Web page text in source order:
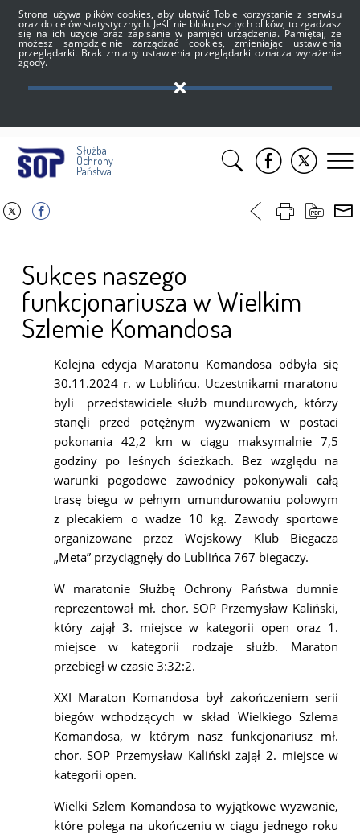
Strona używa plików cookies, aby ułatwić Tobie korzystanie z serwisu
oraz do celów statystycznych. Jeśli nie blokujesz tych plików, to zgadzasz
się na ich użycie oraz zapisanie w pamięci urządzenia. Pamiętaj, że
możesz samodzielnie zarządzać cookies, zmieniając ustawienia
przeglądarki. Brak zmiany ustawienia przeglądarki oznacza wyrażenie
zgody.
Służba
Ochrony
Państwa
Sukces naszego
funkcjonariusza w Wielkim
Szlemie Komandosa
Kolejna edycja Maratonu Komandosa odbyła się
30.11.2024 r. w Lublińcu. Uczestnikami maratonu
byli przedstawiciele służb mundurowych, którzy
stanęli przed potężnym wyzwaniem w postaci
pokonania 42,2 km w ciągu maksymalnie 7,5
godziny po leśnych ścieżkach. Bez względu na
warunki pogodowe zawodnicy pokonywali całą
trasę biegu w pełnym umundurowaniu polowym
z plecakiem o wadze 10 kg. Zawody sportowe
organizowane przez Wojskowy Klub Biegacza
„Meta” przyciągnęły do Lublińca 767 biegaczy.
W maratonie Służbę Ochrony Państwa dumnie
reprezentował mł. chor. SOP Przemysław Kaliński,
który zajął 3. miejsce w kategorii open oraz 1.
miejsce w kategorii rodzaje służb. Maraton
przebiegł w czasie 3:32:2.
XXI Maraton Komandosa był zakończeniem serii
biegów wchodzących w skład Wielkiego Szlema
Komandosa, w którym nasz funkcjonariusz mł.
chor. SOP Przemysław Kaliński zajął 2. miejsce w
kategorii open.
Wielki Szlem Komandosa to wyjątkowe wyzwanie,
które polega na ukończeniu w ciągu jednego roku